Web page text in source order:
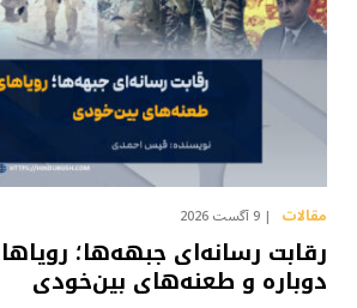
مقالات 9 آگست 2026
رقابت رسانه‌ای جبهه‌ها؛
دوباره و طعنه‌های بین‌خودی